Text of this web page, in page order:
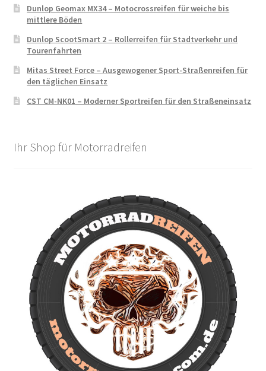
Dunlop Geomax MX34 – Motocrossreifen für weiche bis
mittlere Böden
Dunlop ScootSmart 2 – Rollerreifen für Stadtverkehr und
Tourenfahrten
Mitas Street Force – Ausgewogener Sport-Straßenreifen für
den täglichen Einsatz
CST CM-NK01 – Moderner Sportreifen für den Straßeneinsatz
Ihr Shop für Motorradreifen